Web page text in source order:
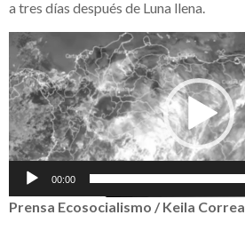
a tres días después de Luna llena.
Reproductor
de
vídeo
00:00
Prensa Ecosocialismo / Keila Correa